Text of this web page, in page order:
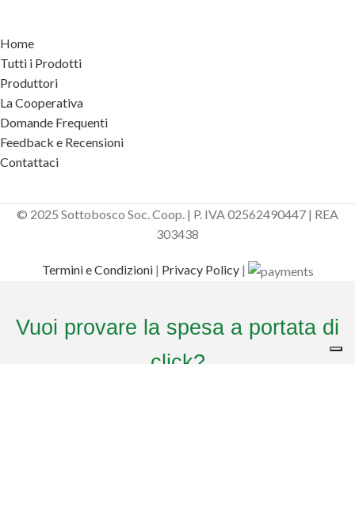
Home
Tutti i Prodotti
Produttori
La Cooperativa
Domande Frequenti
Feedback e Recensioni
Contattaci
© 2025 Sottobosco Soc. Coop. | P. IVA 02562490447 | REA
303438
Termini e Condizioni| Privacy Policy|
Vuoi provare la spesa a portata di
click?